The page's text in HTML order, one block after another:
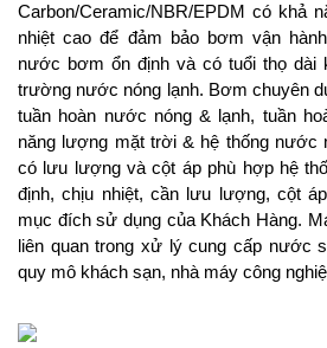
Carbon/Ceramic/NBR/EPDM có khả
nhiệt cao để đảm bảo bơm vận
nước bơm ổn định và có tuổi thọ dài
trường nước nóng lạnh. Bơm chuyên
tuần hoàn nước nóng & lạnh, tuần
năng lượng mặt trời & hệ thống nước
có lưu lượng và cột áp phù hợp hệ
định, chịu nhiệt, cần lưu lượng, cột
mục đích sử dụng của Khách Hàng.
liên quan trong xử lý cung cấp nước
quy mô khách sạn, nhà máy công